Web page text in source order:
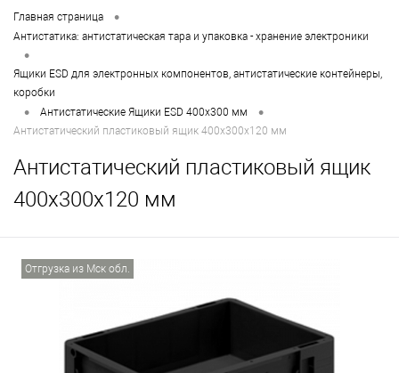
Главная страница •
Антистатика: антистатическая тара и упаковка - хранение электроники
•
Ящики ESD для электронных компонентов, антистатические контейнеры,
коробки
• Антистатические Ящики ESD 400х300 мм •
Антистатический пластиковый ящик 400х300х120 мм
Антистатический пластиковый ящик
400х300х120 мм
Отгрузка из Мск обл.